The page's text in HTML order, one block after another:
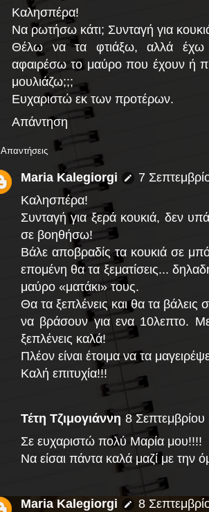
Καλησπέρα!
Να ρωτήσω κάτι; Συνταγή για
Θέλω να τα φτιάξω, αλλά έχω
αφαιρέσω το μαύρο που έχουν ή
μουλιάζω;;;
Ευχαριστώ εκ των προτέρων.
Απάντηση
Απαντήσεις
Maria Kalegiorgi
7
Καλησπέρα!
Συνταγή για ξερά κουκιά, δεν
σε βοηθήσω!
Βάλε αποβραδίς τα κουκιά σε
επομένη θα τα ξεματίσεις...
μαύρο «ματάκι» τους.
Θα τα ξεπλένεις και θα τα βάλεις
να βράσουν για ενα 10λεπτο.
ξεπλένεις καλά!
Πλέον είναι έτοιμα να τα
Καλή επιτυχία!!!
Τέτη Τζιμογιάννη 8
Σε ευχαριστώ πολύ Μαρία μου!!!!
Να είσαι πάντα καλά μαζί με την
Maria Kalegiorgi
8